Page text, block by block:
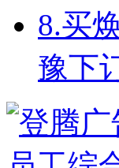
8.买
豫下